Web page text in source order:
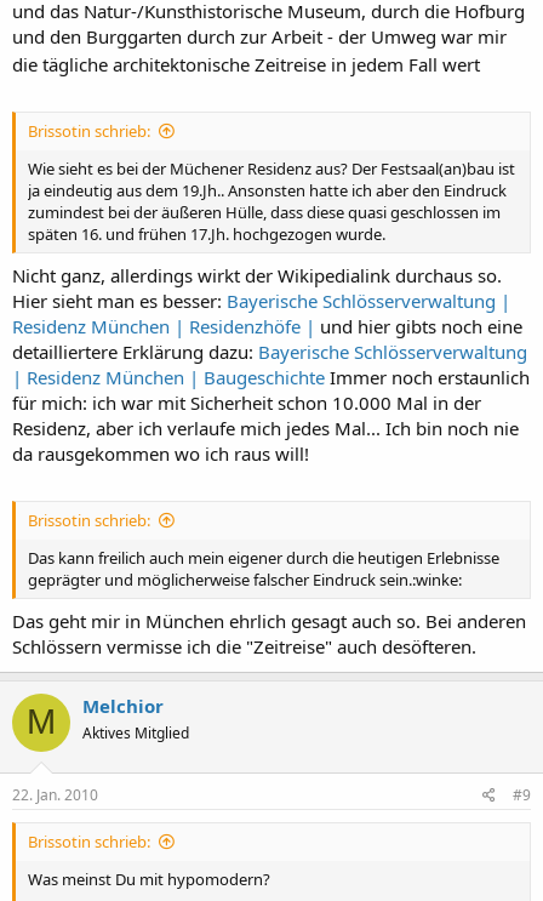
und das Natur-/Kunsthistorische Museum, durch die Hofburg
und den Burggarten durch zur Arbeit - der Umweg war mir
die tägliche architektonische Zeitreise in jedem Fall wert
Brissotin schrieb:
Wie sieht es bei der Müchener Residenz aus? Der Festsaal(an)bau ist
ja eindeutig aus dem 19.Jh.. Ansonsten hatte ich aber den Eindruck
zumindest bei der äußeren Hülle, dass diese quasi geschlossen im
späten 16. und frühen 17.Jh. hochgezogen wurde.
Nicht ganz, allerdings wirkt der Wikipedialink durchaus so.
Hier sieht man es besser: Bayerische Schlösserverwaltung |
Residenz München | Residenzhöfe | und hier gibts noch eine
detailliertere Erklärung dazu: Bayerische Schlösserverwaltung
| Residenz München | Baugeschichte Immer noch erstaunlich
für mich: ich war mit Sicherheit schon 10.000 Mal in der
Residenz, aber ich verlaufe mich jedes Mal... Ich bin noch nie
da rausgekommen wo ich raus will!
Brissotin schrieb:
Das kann freilich auch mein eigener durch die heutigen Erlebnisse
geprägter und möglicherweise falscher Eindruck sein.:winke:
Das geht mir in München ehrlich gesagt auch so. Bei anderen
Schlössern vermisse ich die "Zeitreise" auch desöfteren.
M Melchior
Aktives Mitglied
22. Jan. 2010 #9
Brissotin schrieb:
Was meinst Du mit hypomodern?